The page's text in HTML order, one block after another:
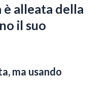
è alleata della
il suo
ma usando